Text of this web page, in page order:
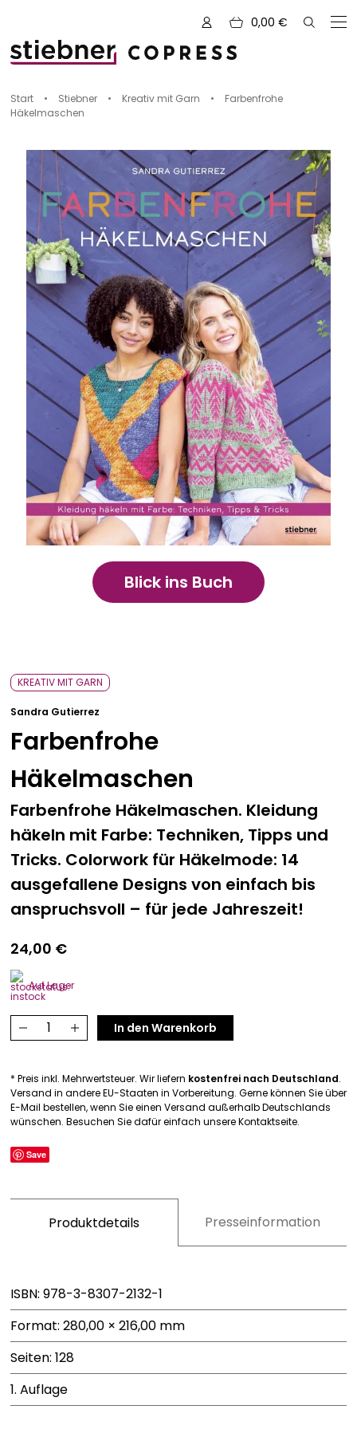
0,00 €
Alle Bücher
Neue Bücher
Kreativ mit Garn
Nähen und Fashion
Zeichnen, Gestalten & Design
Kulinarik & Genuss
Abenteuer & Outdoor
Bavarica & Karikaturen
NOVUM
Vorschauen
Sale
Start • Stiebner • Kreativ mit Garn •
Farbenfrohe
Häkelmaschen
Blick ins Buch
KREATIV MIT GARN
Sandra Gutierrez
Farbenfrohe
Häkelmaschen
Farbenfrohe Häkelmaschen. Kleidung
häkeln mit Farbe: Techniken, Tipps und
Tricks. Colorwork für Häkelmode: 14
ausgefallene Designs von einfach bis
anspruchsvoll – für jede Jahreszeit!
24,00 €
Auf Lager
Farbenfrohe
Häkelmaschen
In den Warenkorb
* Preis inkl. Mehrwertsteuer. Wir liefern kostenfrei nach Deutschland.
Versand in andere EU-Staaten in Vorbereitung. Gerne können Sie über
E-Mail bestellen, wenn Sie einen Versand außerhalb Deutschlands
wünschen. Besuchen Sie dafür einfach unsere Kontaktseite.
Save
Produktdetails Presseinformation
ISBN: 978-3-8307-2132-1
Format: 280,00 × 216,00 mm
Seiten: 128
1. Auflage